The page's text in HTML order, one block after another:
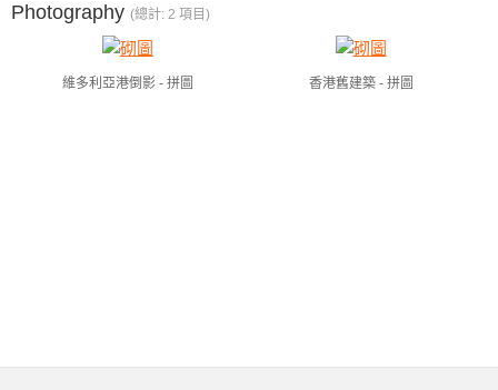
Photography (總計: 2 項目)
維多利亞港倒影 - 拼圖 香港舊建築 - 拼圖